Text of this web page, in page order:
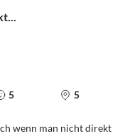
5 5
wenn man nicht direkt